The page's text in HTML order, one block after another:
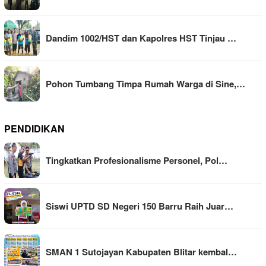
Dandim 1002/HST dan Kapolres HST Tinjau …
Pohon Tumbang Timpa Rumah Warga di Sine,…
PENDIDIKAN
Tingkatkan Profesionalisme Personel, Pol…
Siswi UPTD SD Negeri 150 Barru Raih Juar…
SMAN 1 Sutojayan Kabupaten Blitar kembal…